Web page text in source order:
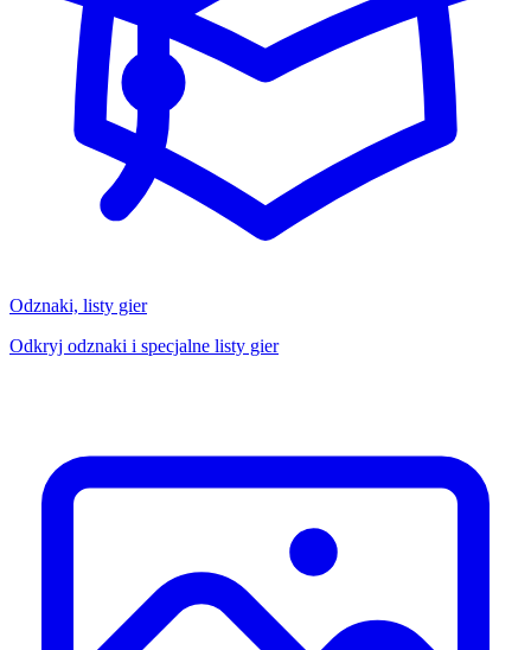
Odznaki, listy gier
Odkryj odznaki i specjalne listy gier